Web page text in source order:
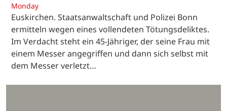
Monday
Euskirchen. Staatsanwaltschaft und Polizei Bonn
ermitteln wegen eines vollendeten Tötungsdeliktes.
Im Verdacht steht ein 45-Jähriger, der seine Frau mit
einem Messer angegriffen und dann sich selbst mit
dem Messer verletzt…